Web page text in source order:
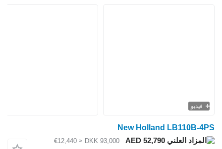
فيديو
New Holland LB110B-4PS
DKK 93,000
≈ €12,440